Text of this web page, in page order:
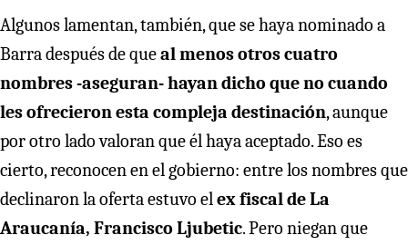
Algunos lamentan, también, que se haya nominado a
Barra después de queal menos otros cuatro
nombres -aseguran- hayan dicho que no cuando
les ofrecieron esta compleja destinación, aunque
por otro lado valoran que él haya aceptado. Eso es
cierto, reconocen en el gobierno: entre los nombres que
declinaron la oferta estuvo elex fiscal de La
Araucanía, Francisco Ljubetic. Pero niegan que